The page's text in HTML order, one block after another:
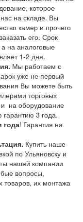
которое
на складе. Вы
камер и прочего
его. Срок
на аналоговые
1-2 дня.
Мы работаем с
уже не первый
Вы можете быть
торговых
на оборудование
3 года.
года! Гарантия на
Купить наше
по Ульяновску и
нашей компании
вопросы,
товаров, их монтажа